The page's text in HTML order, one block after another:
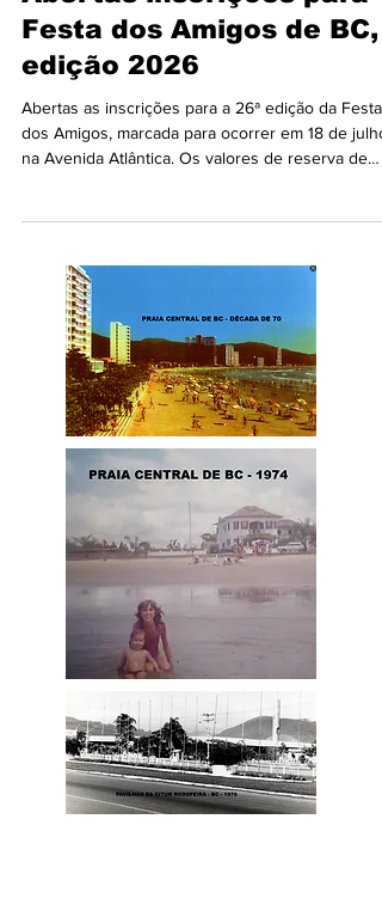
Abertas inscrições para
Festa dos Amigos de BC,
edição 2026
Abertas as inscrições para a 26ª edição da Festa
espaços iniciam em R$ 600,00 e variam de
confraternização ou comercialização.
em participar do evento têm até o dia 22 de maio
para efetuar a inscrição por meio do sistema
eletrônico de protocolo 1Doc. Ao acessar a
plataforma, o requerente deve protocolar o
de inscri